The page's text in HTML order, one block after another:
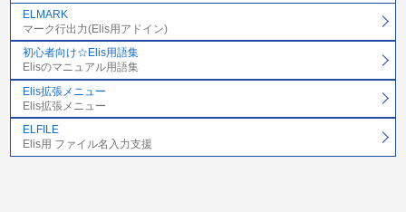
ELMARK
マーク行出力(Elis用アドイン)
初心者向け☆Elis用語集
Elisのマニュアル用語集
Elis拡張メニュー
Elis拡張メニュー
ELFILE
Elis用 ファイル名入力支援